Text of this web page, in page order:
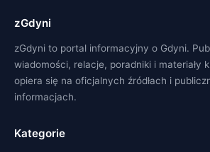
zGdyni
zGdyni to portal informacyjny o Gdyni.
wiadomości, relacje, poradniki i materiały
opiera się na oficjalnych źródłach i
informacjach.
Kategorie